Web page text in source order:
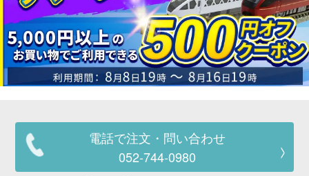
電話で注文・問い合わせ
052-744-0980